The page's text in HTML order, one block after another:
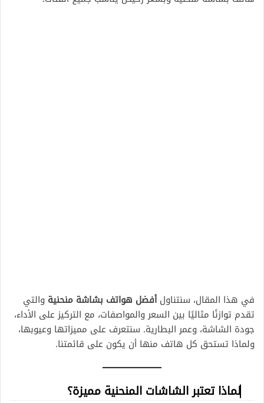
في هذا المقال، سنتناول أفضل هواتف بشاشة منحنية والتي
تقدم توازنًا مثاليًا بين السعر والمواصفات، مع التركيز على الأداء،
جودة الشاشة، وعمر البطارية. سنتعرف على مميزاتها وعيوبها،
ولماذا تستحق كل هاتف منها أن يكون على قائمتنا.
لماذا تعتبر الشاشات المنحنية مميزة؟